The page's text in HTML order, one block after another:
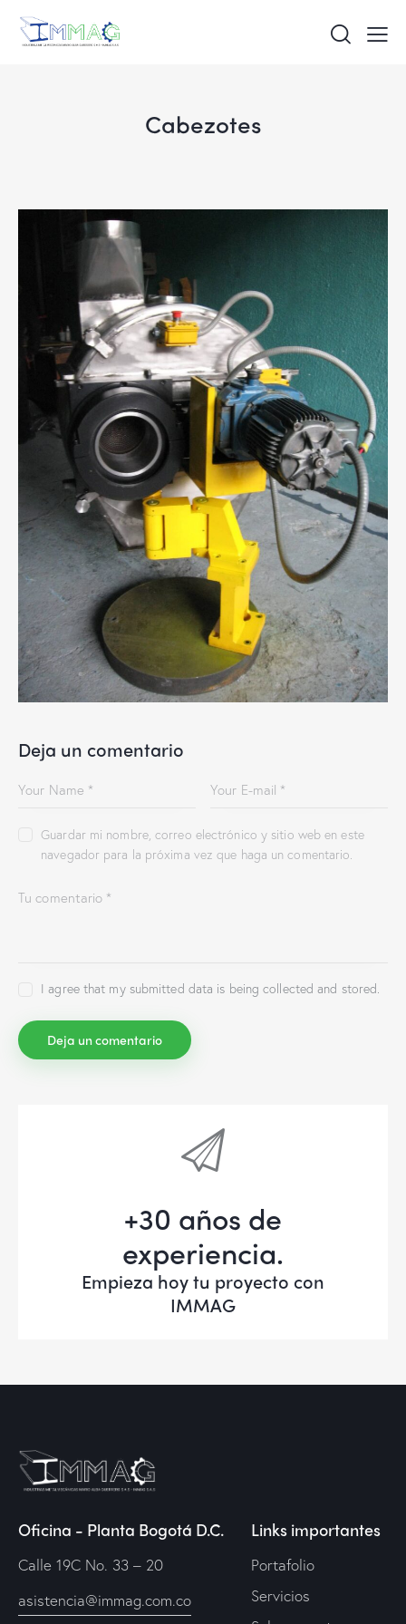
Cabezotes
Deja un comentario
Guardar mi nombre, correo electrónico y sitio web en este
navegador para la próxima vez que haga un comentario.
I agree that my submitted data is being collected and stored.
+30 años de
experiencia.
Empieza hoy tu proyecto con
IMMAG
Oficina - Planta Bogotá D.C.
Calle 19C No. 33 – 20
asistencia@immag.com.co
Links importantes
Portafolio
Servicios